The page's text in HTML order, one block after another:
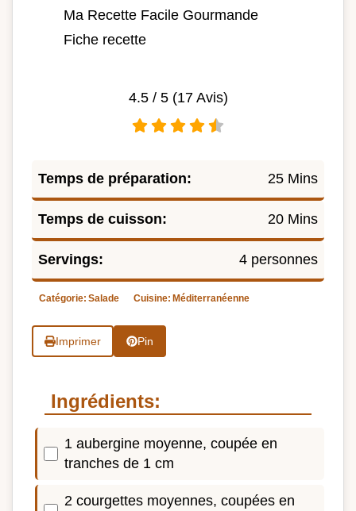
Ma Recette Facile Gourmande
Fiche recette
4.5/ 5 (17Avis)
Temps de préparation: 25 Mins
Temps de cuisson: 20 Mins
Servings: 4 personnes
Catégorie: Salade Cuisine: Méditerranéenne
Imprimer Pin
Ingrédients:
1 aubergine moyenne, coupée en
tranches de 1 cm
2 courgettes moyennes, coupées en